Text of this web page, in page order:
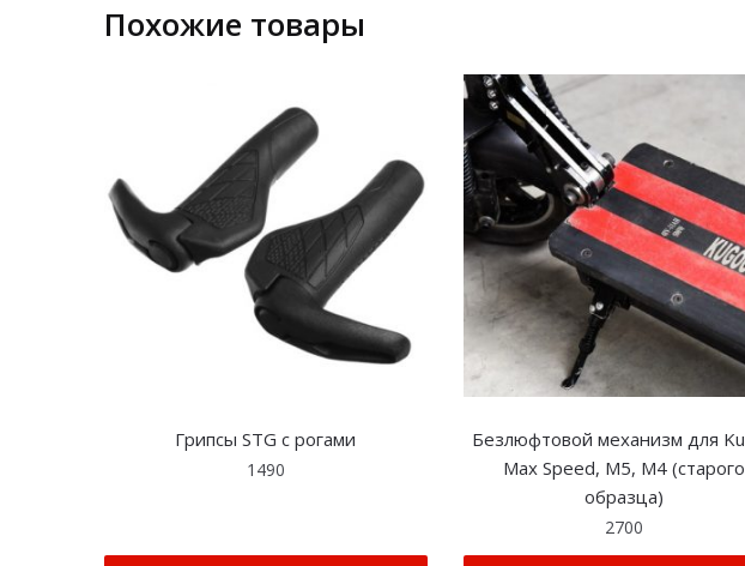
Похожие товары
Грипсы STG с рогами
1490
Безлюфтовой механизм для
Max Speed, M5, M4 (старого
образца)
2700